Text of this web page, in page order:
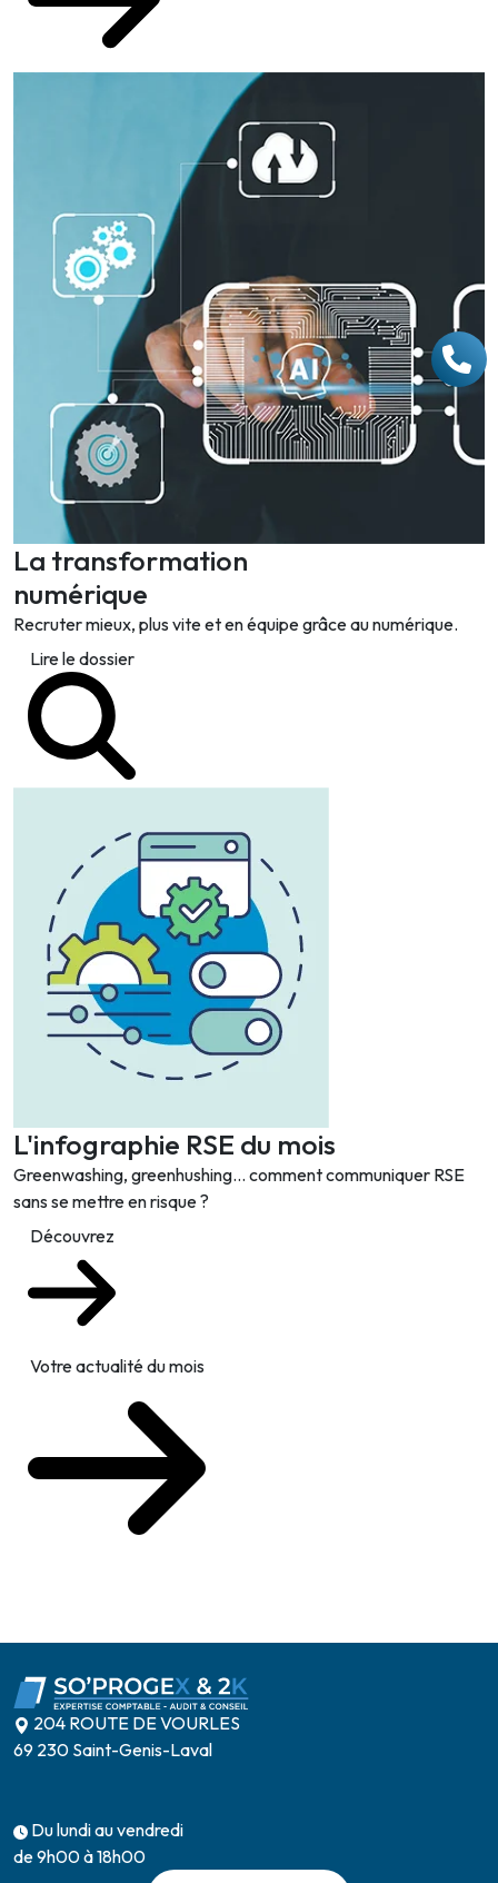
La transformation
numérique
Recruter mieux, plus vite et en équipe grâce au numérique.
Lire le dossier
L'infographie RSE du mois
Greenwashing, greenhushing… comment communiquer RSE
sans se mettre en risque ?
Découvrez
Votre actualité du mois
204 ROUTE DE VOURLES
69 230 Saint-Genis-Laval
Du lundi au vendredi
de 9h00 à 18h00